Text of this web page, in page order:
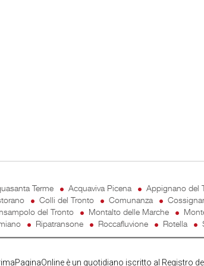
Terme Acquaviva Picena Appignano del
Colli del Tronto Comunanza
del Tronto
Montalto delle Marche
Ripatransone Roccafluvione Rotella
è un quotidiano iscritto al Registro